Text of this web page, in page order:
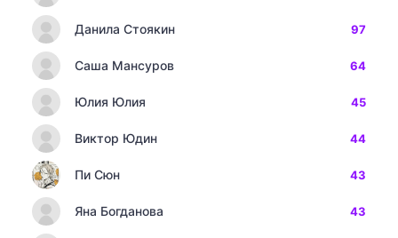
Данила Стоякин 97
Саша Мансуров 64
Юлия Юлия 45
Виктор Юдин 44
Пи Сюн 43
Яна Богданова 43